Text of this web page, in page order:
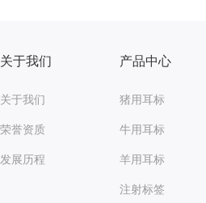
关于我们
关于我们
荣誉资质
发展历程
产品中心
猪用耳标
牛用耳标
羊用耳标
注射标签